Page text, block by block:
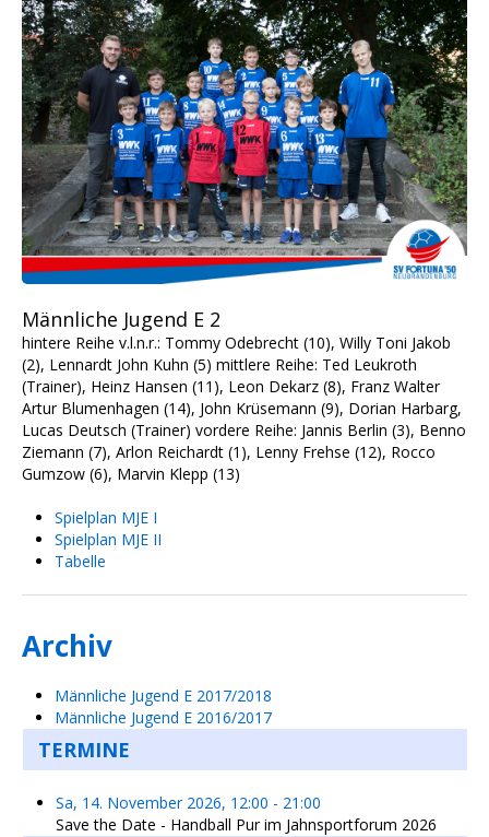
Männliche Jugend E 2
hintere Reihe v.l.n.r.: Tommy Odebrecht (10), Willy Toni Jakob
(2), Lennardt John Kuhn (5) mittlere Reihe: Ted Leukroth
(Trainer), Heinz Hansen (11), Leon Dekarz (8), Franz Walter
Artur Blumenhagen (14), John Krüsemann (9), Dorian Harbarg,
Lucas Deutsch (Trainer) vordere Reihe: Jannis Berlin (3), Benno
Ziemann (7), Arlon Reichardt (1), Lenny Frehse (12), Rocco
Gumzow (6), Marvin Klepp (13)
Spielplan MJE I
Spielplan MJE II
Tabelle
Archiv
Männliche Jugend E 2017/2018
Männliche Jugend E 2016/2017
TERMINE
Sa, 14. November 2026, 12:00 - 21:00
Save the Date - Handball Pur im Jahnsportforum 2026